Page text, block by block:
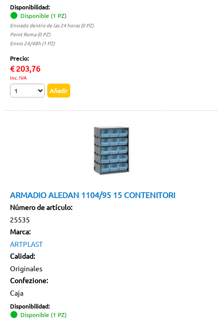
Disponibilidad:
Disponible (1 PZ)
Enviado dentro de las 24 horas (0 PZ)
Point Roma (0 PZ)
Envio 24/48h (1 PZ)
Precio:
€ 203,76
Inc. IVA
ARMADIO ALEDAN 1104/95 15 CONTENITORI
Número de artículo:
25535
Marca:
ARTPLAST
Calidad:
Originales
Confezione:
Caja
Disponibilidad:
Disponible (1 PZ)